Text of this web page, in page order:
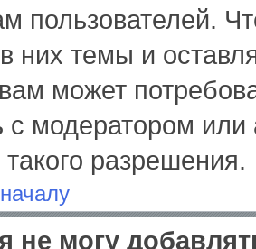
пользователей.
них темы и
может
с модератором
разрешения.
не могу